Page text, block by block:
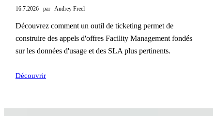
16.7.2026 par Audrey Freel
Découvrez comment un outil de ticketing permet de
construire des appels d'offres Facility Management fondés
sur les données d'usage et des SLA plus pertinents.
Découvrir